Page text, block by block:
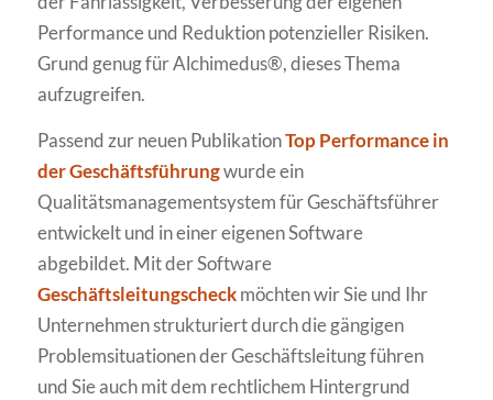
Performance und Reduktion potenzieller Risiken.
Grund genug für Alchimedus®, dieses Thema
aufzugreifen.
Passend zur neuen PublikationTop Performance in
der Geschäftsführungwurde ein
Qualitätsmanagementsystem für Geschäftsführer
entwickelt und in einer eigenen Software
abgebildet. Mit der Software
Geschäftsleitungscheckmöchten wir Sie und Ihr
Unternehmen strukturiert durch die gängigen
Problemsituationen der Geschäftsleitung führen
und Sie auch mit dem rechtlichem Hintergrund